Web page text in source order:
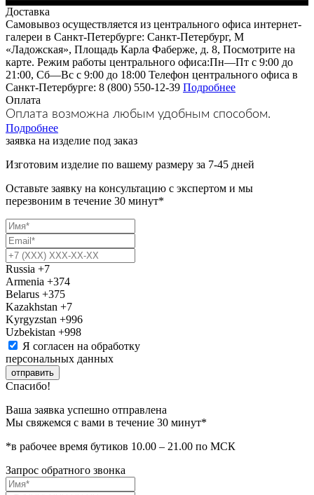
Доставка
Самовывоз осуществляется из центрального офиса интернет-
галереи в Санкт-Петербурге: Санкт-Петербург, М
«Ладожская», Площадь Карла Фаберже, д. 8, Посмотрите на
карте. Режим работы центрального офиса:Пн—Пт с 9:00 до
21:00, Сб—Вс с 9:00 до 18:00 Телефон центрального офиса в
Санкт-Петербурге: 8 (800) 550-12-39 Подробнее
Оплата
Оплата возможна любым удобным способом.
Подробнее
заявка на изделие под заказ
Изготовим изделие по вашему размеру за 7-45 дней
Оставьте заявку на консультацию с экспертом и мы
перезвоним в течение 30 минут*
Russia +7
Armenia +374
Belarus +375
Kazakhstan +7
Kyrgyzstan +996
Uzbekistan +998
Я согласен на обработку
персональных данных
отправить
Спасибо!
Ваша заявка успешно отправлена
Мы свяжемся с вами в течение 30 минут*
*в рабочее время бутиков 10.00 – 21.00 по МСК
Запрос обратного звонка